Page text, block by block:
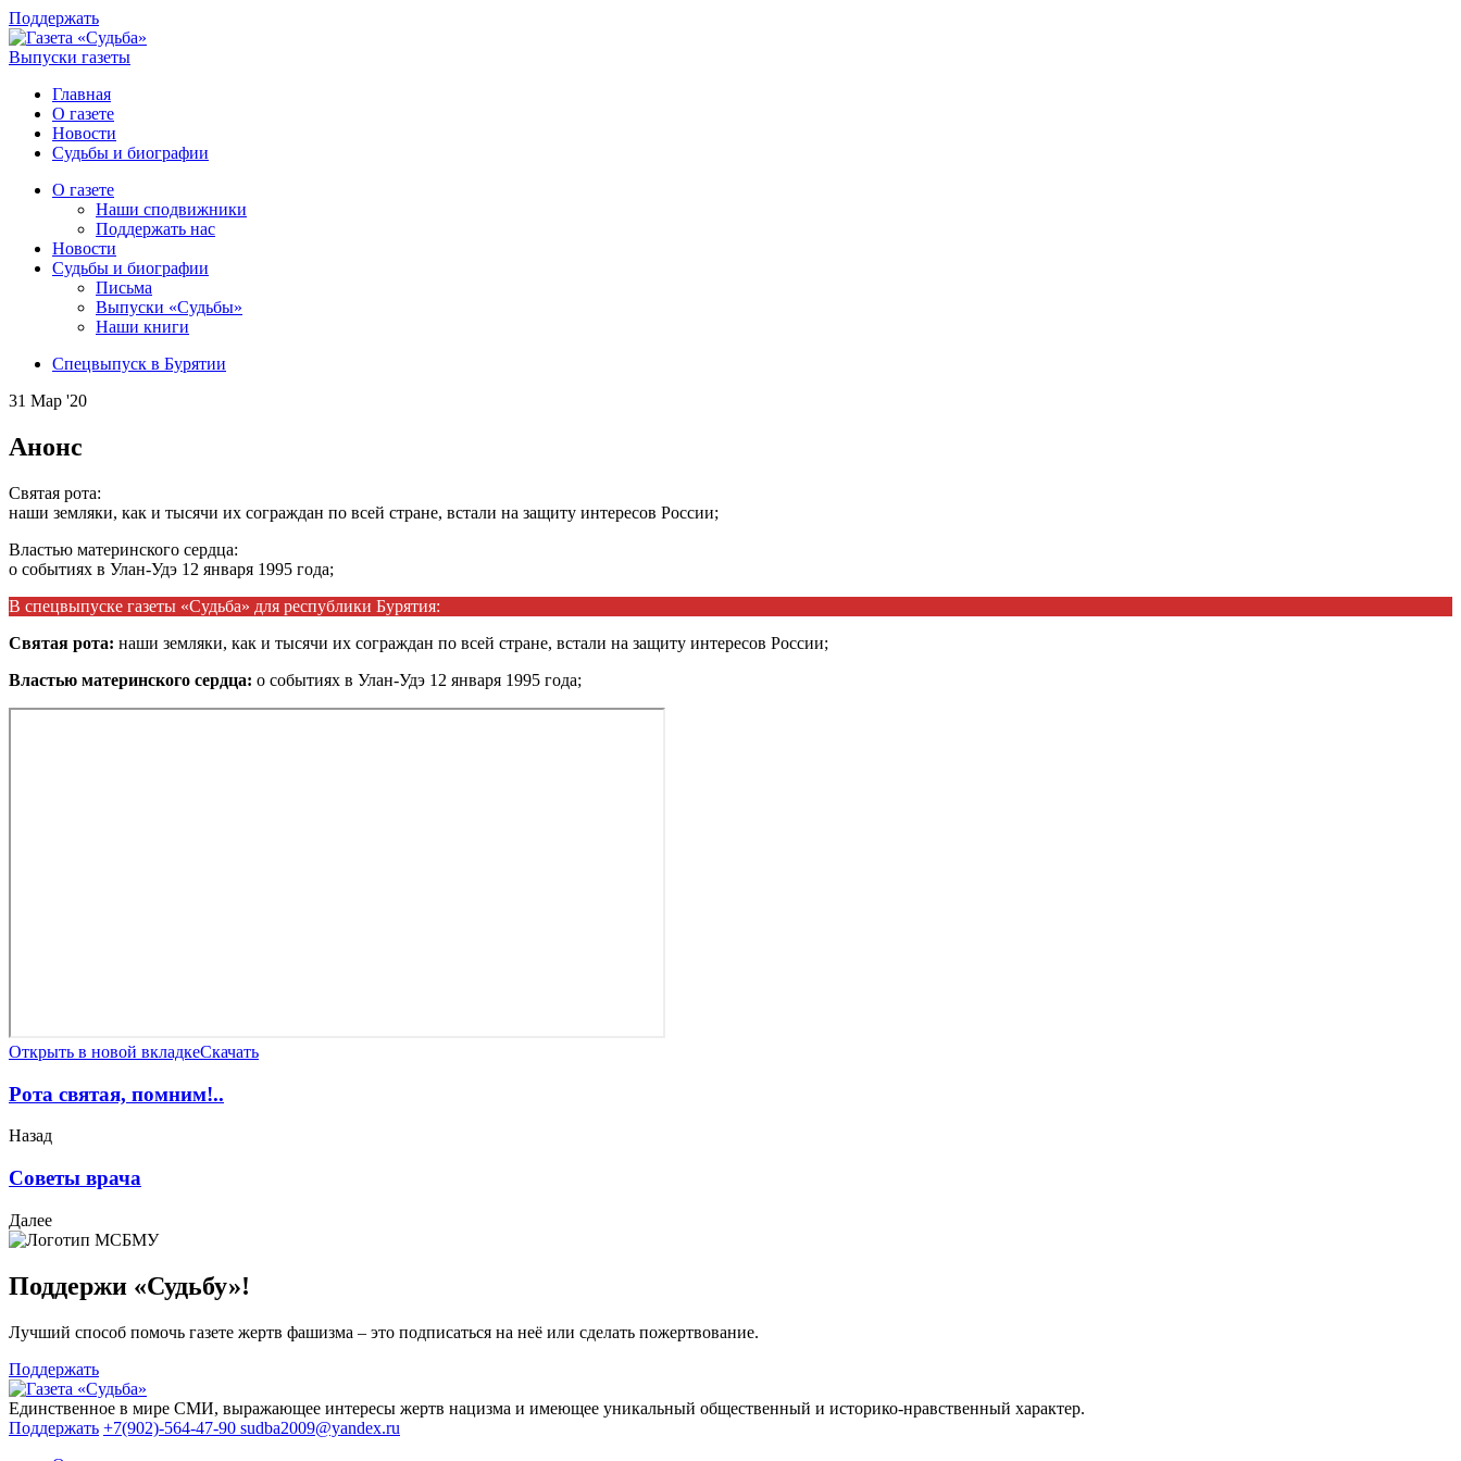
Поддержать
Выпуски газеты
Главная
О газете
Новости
Судьбы и биографии
О газете
Наши сподвижники
Поддержать нас
Новости
Судьбы и биографии
Письма
Выпуски «Судьбы»
Наши книги
Спецвыпуск в Бурятии
31 Мар '20
Анонс
Святая рота:
наши земляки, как и тысячи их сограждан по всей стране, встали на защиту интересов России;
Властью материнского сердца:
о событиях в Улан-Удэ 12 января 1995 года;
В спецвыпуске газеты «Судьба» для республики Бурятия:
Святая рота: наши земляки, как и тысячи их сограждан по всей стране, встали на защиту интересов России;
Властью материнского сердца: о событиях в Улан-Удэ 12 января 1995 года;
Открыть в новой вкладкеСкачать
Рота святая, помним!..
Назад
Советы врача
Далее
Поддержи «Судьбу»!
Лучший способ помочь газете жертв фашизма – это подписаться на неё или сделать пожертвование.
Поддержать
Единственное в мире СМИ, выражающее интересы жертв нацизма и имеющее уникальный общественный и историко-нравственный характер.
Поддержать +7(902)-564-47-90 sudba2009@yandex.ru